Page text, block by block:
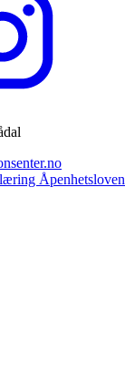
Åpenhetsloven